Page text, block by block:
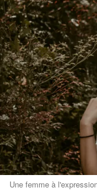
Une femme à